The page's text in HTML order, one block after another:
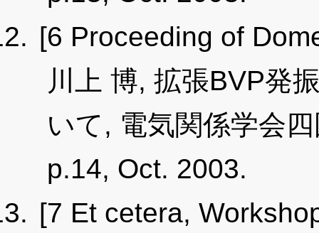
[6 Proceeding of
川上 博, 拡張BVP発
いて, 電気関係学会
p.14, Oct. 2003.
[7 Et cetera,